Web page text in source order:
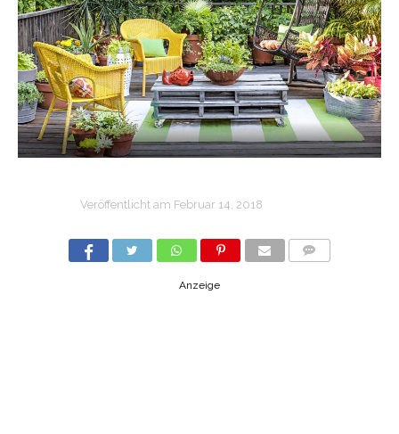
Veröffentlicht am Februar 14, 2018
Anzeige